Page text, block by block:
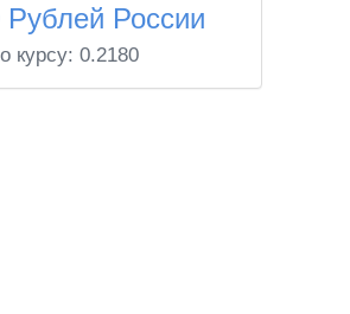
Рублей России
курсу: 0.2180